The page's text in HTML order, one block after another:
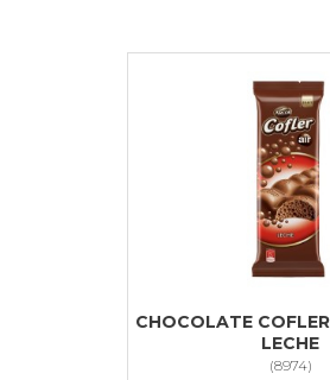
CHOCOLATE
LECHE
(8974)